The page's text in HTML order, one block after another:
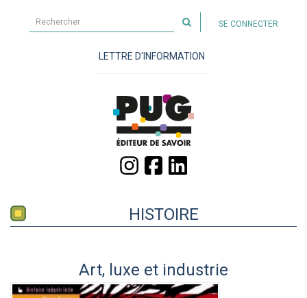
sur
site
SE CONNECTER
LETTRE D'INFORMATION
HISTOIRE
Art, luxe et industrie